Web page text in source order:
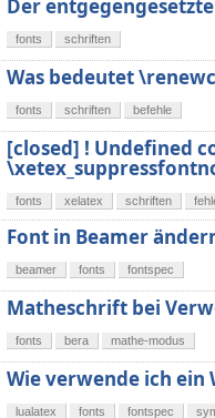
Der
fonts schriften
Was bedeutet
fonts schriften befehle
[closed] ! Undefined
fonts xelatex schriften
Font in Beamer
beamer fonts fontspec
Matheschrift bei
fonts bera mathe-modus
Wie verwende ich ein
lualatex fonts fontspec